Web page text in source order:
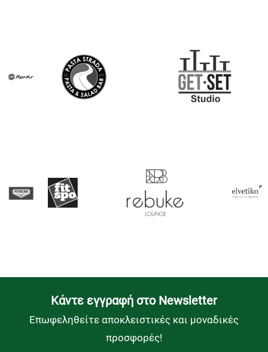
Kάντε εγγραφή στο Newsletter
Επωφεληθείτε αποκλειστικές και μοναδικές
προσφορές!